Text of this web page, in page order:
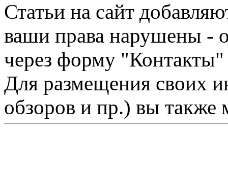
Статьи на сайт
ваши права нарушены -
через форму "Контакты"
Для размещения своих
обзоров и пр.) вы также